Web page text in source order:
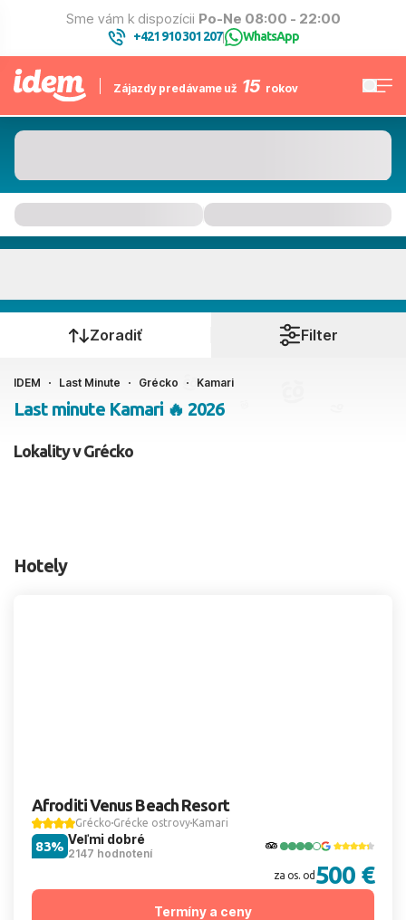
Sme vám k dispozícii Po-Ne 08:00 - 22:00
+421 910 301 207| WhatsApp
Zájazdy predávame už 15 rokov
Kedy cestujete?
Ako cestujete?
2 dospelí, 0 deti
Zoradiť Filter
IDEM Last Minute Grécko Kamari
Last minute Kamari 🔥 2026
Lokality v Grécko
Hotely
Afroditi Venus Beach Resort
Grécko Grécke ostrovy Kamari
Veľmi dobré
2147 hodnotení
83%
za os. od 500 €
Termíny a ceny